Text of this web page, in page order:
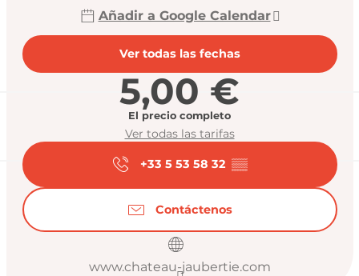
Añadir a Google Calendar
Ver todas las fechas
5,00 €
El precio completo
Ver todas las tarifas
+33 5 53 58 32 ▒▒
Contáctenos
www.chateau-jaubertie.com